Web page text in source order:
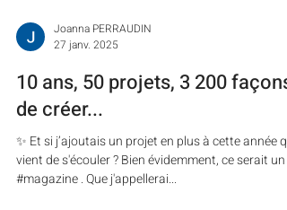
Joanna PERRAUDIN
27 janv. 2025
10 ans, 50 projets, 3 200 façons
de créer...